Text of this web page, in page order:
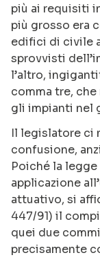
più ai requisiti
più grosso era
edifici di civile
sprovvisti
l’altro,
comma tre,
gli impianti nel
Il legislatore ci
confusione,
Poiché la
applicazione
attuativo, si
447/91) il
quei due
precisamente